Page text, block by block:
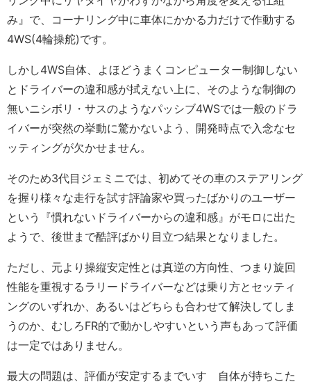
み』で、コーナリング中に車体にかかる力だけで作動する
4WS(4輪操舵)です。
しかし4WS自体、よほどうまくコンピューター制御しない
とドライバーの違和感が拭えない上に、そのような制御の
無いニシボリ・サスのようなパッシブ4WSでは一般のドラ
イバーが突然の挙動に驚かないよう、開発時点で入念なセ
ッティングが欠かせません。
そのため3代目ジェミニでは、初めてその車のステアリング
を握り様々な走行を試す評論家や買ったばかりのユーザー
という『慣れないドライバーからの違和感』がモロに出た
ようで、後世まで酷評ばかり目立つ結果となりました。
ただし、元より操縦安定性とは真逆の方向性、つまり旋回
性能を重視するラリードライバーなどは乗り方とセッティ
ングのいずれか、あるいはどちらも合わせて解決してしま
うのか、むしろFR的で動かしやすいという声もあって評価
は一定ではありません。
最大の問題は、評価が安定するまでいすゞ自体が持ちこた